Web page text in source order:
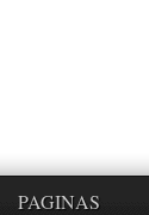
PAGINAS